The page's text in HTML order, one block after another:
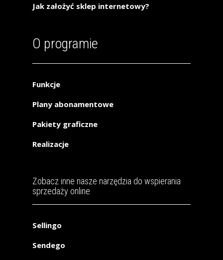
Jak założyć sklep internetowy?
O programie
Funkcje
Plany abonamentowe
Pakiety graficzne
Realizacje
Zobacz inne nasze narzędzia do wspierania
sprzedaży online.
Sellingo
Sendego